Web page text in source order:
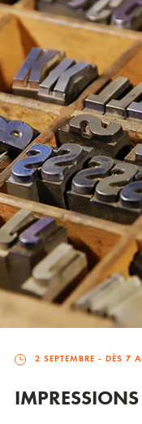
2 SEPTEMBRE - DÈS 7